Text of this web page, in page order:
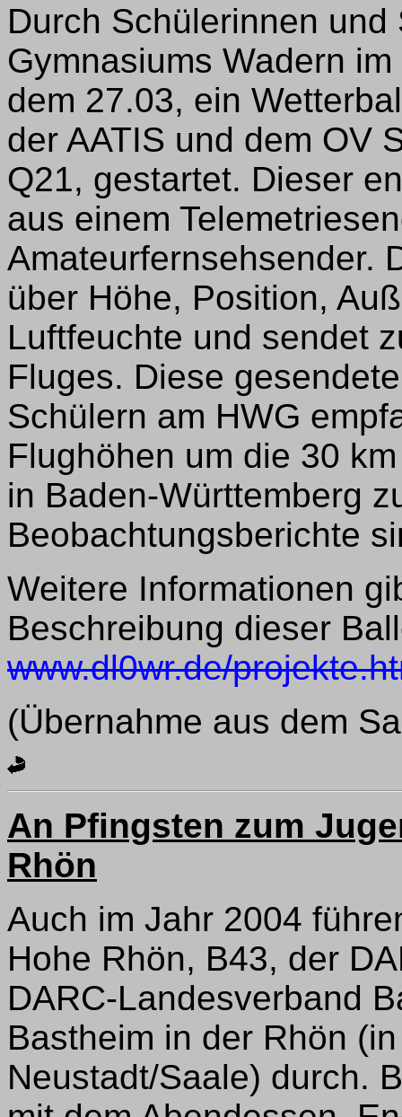
Durch Schülerinnen
Gymnasiums Wadern
dem 27.03, ein
der AATIS und dem OV
Q21, gestartet. Dieser
aus einem
Amateurfernsehsender.
über Höhe, Position,
Luftfeuchte und sendet
Fluges. Diese
Schülern am HWG
Flughöhen um die 30
in Baden-Württemberg
Beobachtungsberichte
Weitere Informationen
Beschreibung dieser
www.dl0wr.de/
(Übernahme aus dem
An Pfingsten zum
Rhön
Auch im Jahr 2004
Hohe Rhön, B43, der
DARC-Landesverband
Bastheim in der Rhön
Neustadt/Saale) durch.